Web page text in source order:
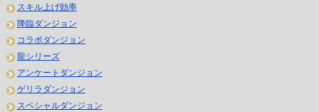
スキル上げ効率
降臨ダンジョン
コラボダンジョン
龍シリーズ
アンケートダンジョン
ゲリラダンジョン
スペシャルダンジョン